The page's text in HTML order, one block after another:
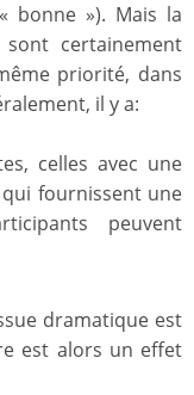
bonne »). Mais la
certainement
priorité, dans
il y a:
celles avec une
fournissent une
peuvent
dramatique est
est alors un effet